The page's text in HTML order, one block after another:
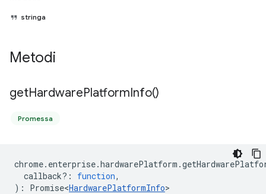
stringa
Metodi
getHardwarePlatformInfo()
Promessa
chrome. enterprise.hardwarePlatform .
callback? : function,
) : Promise<HardwarePlatformInfo>